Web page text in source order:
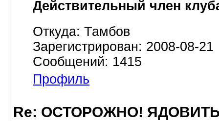
Действительный член
Откуда: Тамбов
Зарегистрирован: 2008-08-21
Сообщений: 1415
Профиль
Re: ОСТОРОЖНО!